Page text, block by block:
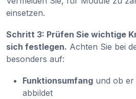
einsetzen.
Schritt 3: Prüfen Sie wichtige
sich festlegen. Achten Sie bei
besonders auf:
Funktionsumfang und ob
abbildet